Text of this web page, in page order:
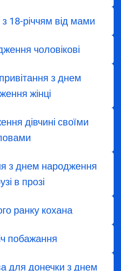
18-річчям від мами
чоловікові
з днем
жінці
дівчині своїми
з днем народження
в прозі
ранку кохана
побажання
для донечки з днем